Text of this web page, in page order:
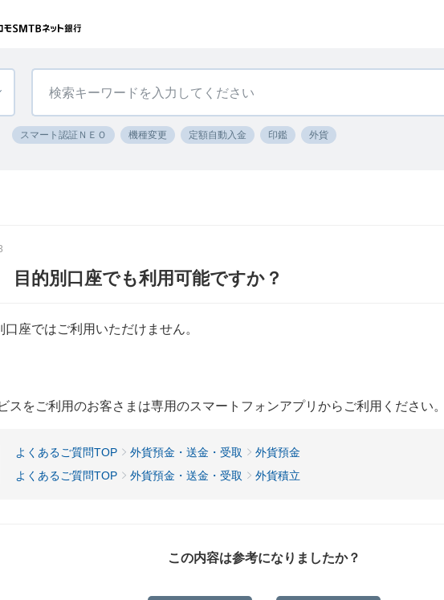
スマート認証ＮＥＯ 機種変更 定額自動入金 印鑑 外貨
目的別口座でも利用可能ですか？
座ではご利用いただけません。
スをご利用のお客さまは専用のスマートフォンアプリからご利用ください
よくあるご質問TOP 外貨預金・送金・受取
外貨預金
よくあるご質問TOP
外貨預金・送金・受取 外貨積立
この内容は参考になりましたか？